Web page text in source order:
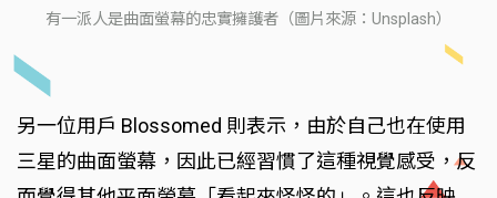
有一派人是曲面螢幕的忠實擁護者（圖片來源：Unsplash）
另一位用戶 Blossomed 則表示，由於自己也在使用
三星的曲面螢幕，因此已經習慣了這種視覺感受，反